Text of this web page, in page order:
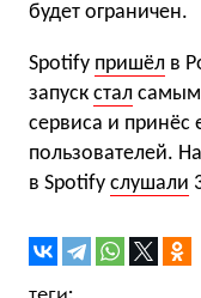
будет ограничен.
Spotify пришёл в
запуск стал самым
сервиса и
пользователей.
в Spotify слушали